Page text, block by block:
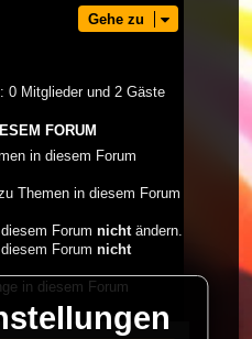
Gehe zu
0 Mitglieder und 2 Gäste
FORUM
in diesem Forum
Themen in diesem Forum
Forum nicht ändern.
Forum nicht
in diesem Forum